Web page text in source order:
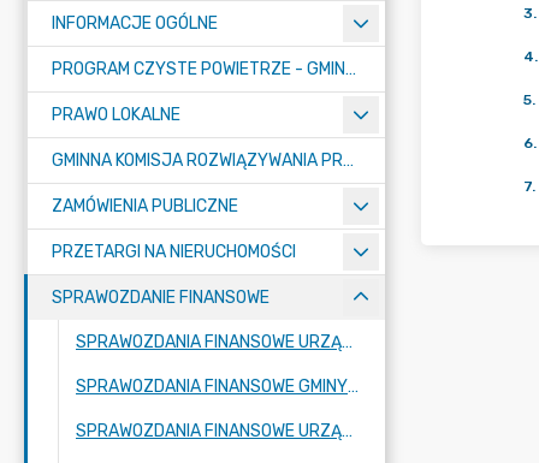
INFORMACJE OGÓLNE
PROGRAM CZYSTE POWIETRZE - GMINA KIKÓŁ
PRAWO LOKALNE
GMINNA KOMISJA ROZWIĄZYWANIA PROBLEMÓW ALKOHOLOWYCH
ZAMÓWIENIA PUBLICZNE
PRZETARGI NA NIERUCHOMOŚCI
SPRAWOZDANIE FINANSOWE
SPRAWOZDANIA FINANSOWE URZĄD MIASTA I GMINY KIKÓŁ 2025
SPRAWOZDANIA FINANSOWE GMINY KIKÓŁ 2025
SPRAWOZDANIA FINANSOWE URZĄD MIASTA I GMINY KIKÓŁ 2024
3.
4.
5.
6.
7.